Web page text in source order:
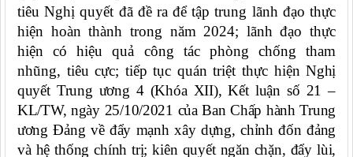
tiêu Nghị quyết đã đề ra để tập trung lãnh đạo thực
hiện hoàn thành trong năm 2024; lãnh đạo thực
hiện có hiệu quả công tác phòng chống tham
nhũng, tiêu cực; tiếp tục quán triệt thực hiệnNghị
quyết Trung ương 4 (Khóa XII),Kết luận số 21 –
KL/TW, ngày 25/10/2021 của Ban Chấp hành Trung
ương Đảng về đẩy mạnh xây dựng, chỉnh đốn đảng
và hệ thống chính trị; kiên quyết ngăn chặn, đẩy lùi,